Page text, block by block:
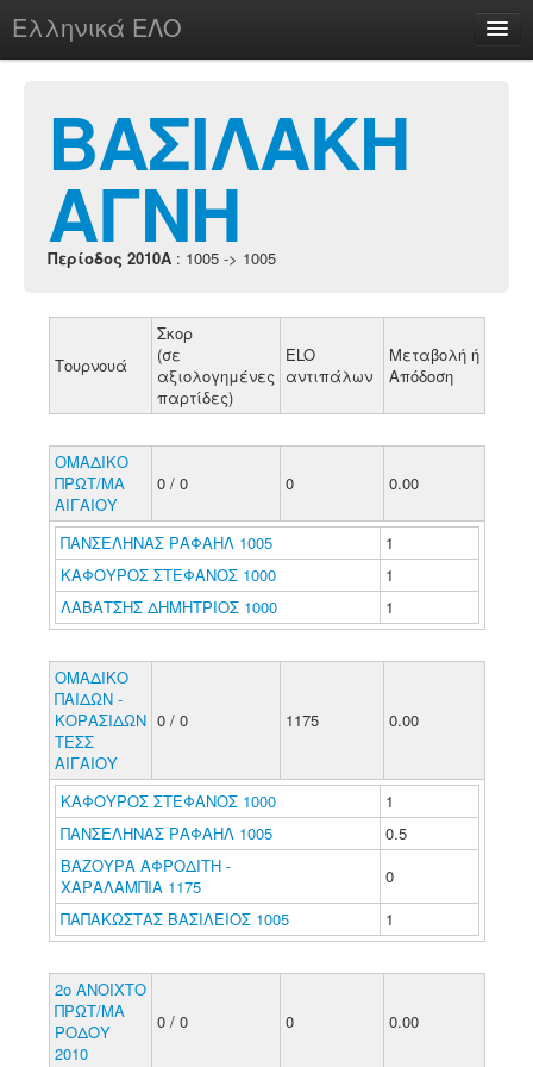
Ελληνικά ΕΛΟ
chesstu.be @ discord
Login
ΒΑΣΙΛΑΚΗ
ΑΓΝΗ
Περίοδος 2010A : 1005 -> 1005
Τουρνουά
Σκορ
(σε
αξιολογημένες
παρτίδες)
ELO
αντιπάλων
Μεταβολή ή
Απόδοση
ΟΜΑΔΙΚΟ
ΠΡΩΤ/ΜΑ
ΑΙΓΑΙΟΥ
0 / 0 0 0.00
ΠΑΝΣΕΛΗΝΑΣ ΡΑΦΑΗΛ 1005
1
ΚΑΦΟΥΡΟΣ ΣΤΕΦΑΝΟΣ 1000
1
ΛΑΒΑΤΣΗΣ ΔΗΜΗΤΡΙΟΣ 1000
1
ΟΜΑΔΙΚΟ
ΠΑΙΔΩΝ -
ΚΟΡΑΣΙΔΩΝ
ΤΕΣΣ
ΑΙΓΑΙΟΥ
0 / 0 1175 0.00
ΚΑΦΟΥΡΟΣ ΣΤΕΦΑΝΟΣ 1000
1
ΠΑΝΣΕΛΗΝΑΣ ΡΑΦΑΗΛ 1005
0.5
ΒΑΖΟΥΡΑ ΑΦΡΟΔΙΤΗ -
ΧΑΡΑΛΑΜΠΙΑ 1175
0
ΠΑΠΑΚΩΣΤΑΣ ΒΑΣΙΛΕΙΟΣ 1005
1
2ο ΑΝΟΙΧΤΟ
ΠΡΩΤ/ΜΑ
ΡΟΔΟΥ
2010
0 / 0 0 0.00